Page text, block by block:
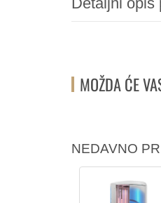
MOŽDA ĆE
NEDAVNO